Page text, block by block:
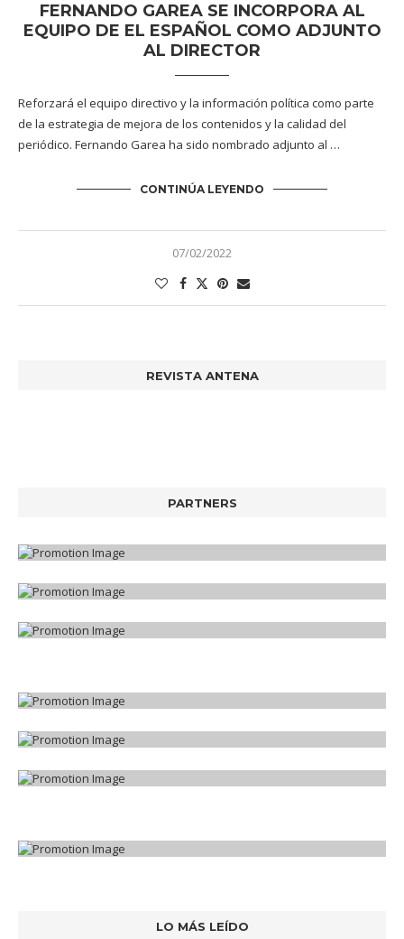
FERNANDO GAREA SE INCORPORA AL
EQUIPO DE EL ESPAÑOL COMO ADJUNTO
AL DIRECTOR
Reforzará el equipo directivo y la información política como parte
de la estrategia de mejora de los contenidos y la calidad del
periódico. Fernando Garea ha sido nombrado adjunto al …
CONTINÚA LEYENDO
07/02/2022
REVISTA ANTENA
PARTNERS
LO MÁS LEÍDO